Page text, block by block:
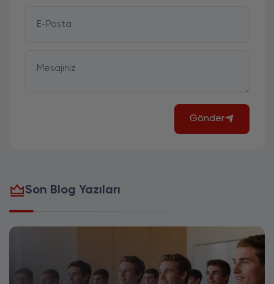
E-Posta
Mesajınız
Gönder
Son Blog Yazıları